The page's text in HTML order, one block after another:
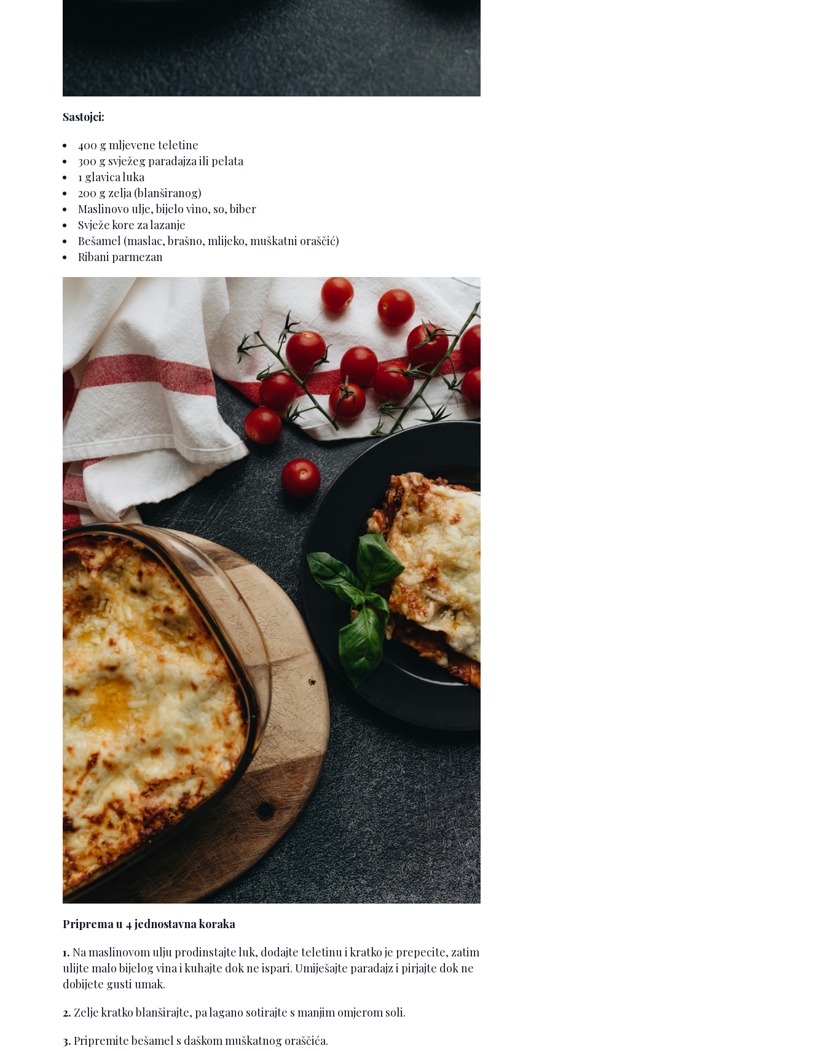
Sastojci:
400 g mljevene teletine
300 g svježeg paradajza ili pelata
1 glavica luka
200 g zelja (blanširanog)
Maslinovo ulje, bijelo vino, so, biber
Svježe kore za lazanje
Bešamel (maslac, brašno, mlijeko, muškatni oraščić)
Ribani parmezan
Priprema u 4 jednostavna koraka
1. Na maslinovom ulju prodinstajte luk, dodajte teletinu i kratko je prepecite, zatim
ulijte malo bijelog vina i kuhajte dok ne ispari. Umiješajte paradajz i pirjajte dok ne
dobijete gusti umak.
2. Zelje kratko blanširajte, pa lagano sotirajte s manjim omjerom soli.
3. Pripremite bešamel s daškom muškatnog oraščića.